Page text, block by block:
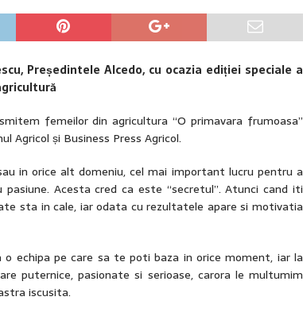
Președintele Alcedo, cu ocazia ediției speciale a
femeilor din agricultura “O primavara frumoasa”
Agricol și Business Press Agricol.
in orice alt domeniu, cel mai important lucru pentru a
Acesta cred ca este “secretul”. Atunci cand iti
sta in cale, iar odata cu rezultatele apare si motivatia
o echipa pe care sa te poti baza in orice moment, iar la
puternice, pasionate si serioase, carora le multumim
iscusita.